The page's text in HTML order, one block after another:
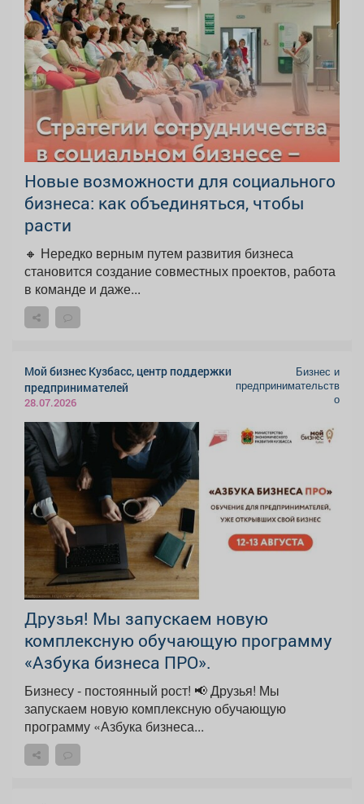
Новые возможности для социального
бизнеса: как объединяться, чтобы
расти
🔸 Нередко верным путем развития бизнеса
становится создание совместных проектов, работа
в команде и даже...
Мой бизнес Кузбасс, центр поддержки
предпринимателей
28.07.2026
Бизнес и
предпринимательств
о
Друзья! Мы запускаем новую
комплексную обучающую программу
«Азбука бизнеса ПРО».
Бизнесу - постоянный рост! 📢 Друзья! Мы
запускаем новую комплексную обучающую
программу «Азбука бизнеса...